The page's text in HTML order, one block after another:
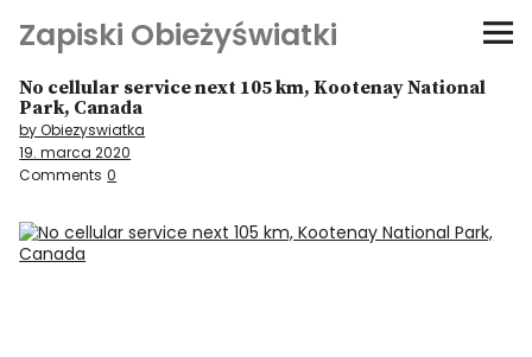
Zapiski Obieżyświatki
Podróże
Kultura i sztuka
Kątem oka
No cellular service next 105 km, Kootenay National
Park, Canada
by Obiezyswiatka
19. marca 2020
Comments 0